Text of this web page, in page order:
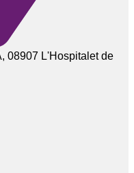
08907 L'Hospitalet de